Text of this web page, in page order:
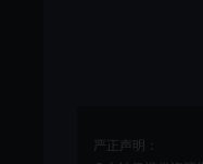
严正声明：